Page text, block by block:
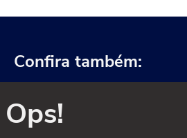
Confira também:
Ops!